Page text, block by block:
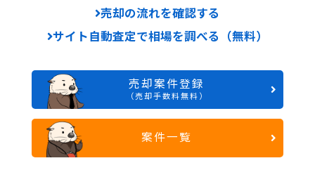
売却の流れを確認する
サイト自動査定で相場を調べる（無料）
売却案件登録
（売却手数料無料）
案件一覧